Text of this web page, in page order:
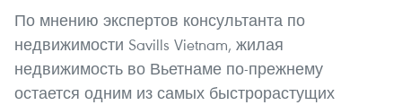
По мнению экспертов консультанта по
недвижимости Savills Vietnam, жилая
недвижимость во Вьетнаме по-прежнему
остается одним из самых быстрорастущих